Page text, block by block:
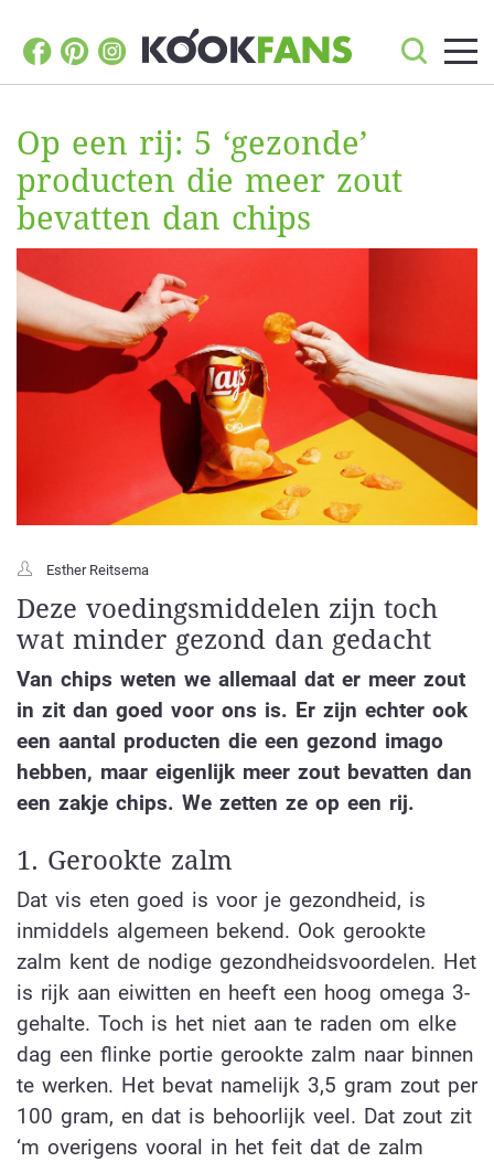
Op een rij: 5 ‘gezonde’
producten die meer zout
bevatten dan chips
Esther Reitsema
Deze voedingsmiddelen zijn toch
wat minder gezond dan gedacht
Van chips weten we allemaal dat er meer zout
in zit dan goed voor ons is. Er zijn echter ook
een aantal producten die een gezond imago
hebben, maar eigenlijk meer zout bevatten dan
een zakje chips. We zetten ze op een rij.
1. Gerookte zalm
Dat vis eten goed is voor je gezondheid, is
inmiddels algemeen bekend. Ook gerookte
zalm kent de nodige gezondheidsvoordelen. Het
is rijk aan eiwitten en heeft een hoog omega 3-
gehalte. Toch is het niet aan te raden om elke
dag een flinke portie gerookte zalm naar binnen
te werken. Het bevat namelijk 3,5 gram zout per
100 gram, en dat is behoorlijk veel. Dat zout zit
‘m overigens vooral in het feit dat de zalm